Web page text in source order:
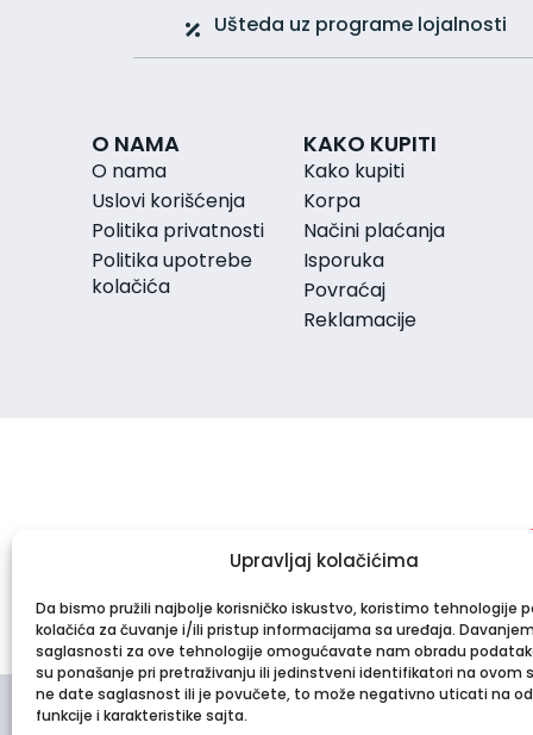
Upravljaj kolačićima
Da bismo pružili najbolje korisničko iskustvo, koristimo tehnologije
kolačića za čuvanje i/ili pristup informacijama sa uređaja. Davanjem
saglasnosti za ove tehnologije omogućavate nam obradu
su ponašanje pri pretraživanju ili jedinstveni identifikatori na ovom
ne date saglasnost ili je povučete, to može negativno uticati na
funkcije i karakteristike sajta.
Maska i piling
Micelarna voda
Nega i hidratacija
Preparati sa hijaluronom
Preparati sa ureom za lice
Puderi i tonirane kreme za lice
Serumi i boosteri
Sprej za lice
Termalna voda
Zdravlje kože (suplementi)
Losioni za telo
Nega ruku
Nega stopala
Parfemi
Piling za telo
Preparati sa ureom za telo
Ušteda uz programe lojalnosti
O NAMA
O nama
Uslovi korišćenja
Politika privatnosti
Politika upotrebe
kolačića
KAKO KUPITI
Kako kupiti
Korpa
Načini plaćanja
Isporuka
Povraćaj
Reklamacije